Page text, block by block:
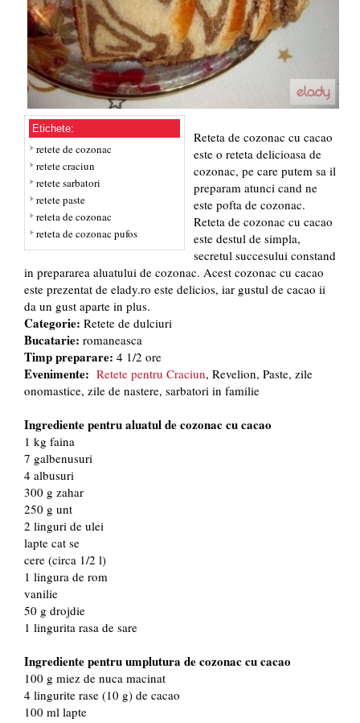
Etichete:
retete de cozonac
retete craciun
retete sarbatori
retete paste
reteta de cozonac
reteta de cozonac pufos
Reteta de cozonac cu cacao
este o reteta delicioasa de
cozonac, pe care putem sa il
preparam atunci cand ne
este pofta de cozonac.
Reteta de cozonac cu cacao
este destul de simpla,
secretul succesului constand
in prepararea aluatului de cozonac. Acest cozonac cu cacao
este prezentat de elady.ro este delicios, iar gustul de cacao ii
da un gust aparte in plus.
Categorie: Retete de dulciuri
Bucatarie: romaneasca
Timp preparare: 4 1/2 ore
Evenimente: Retete pentru Craciun, Revelion, Paste, zile
onomastice, zile de nastere, sarbatori in familie
Ingrediente pentru aluatul de cozonac cu cacao
1 kg faina
7 galbenusuri
4 albusuri
300 g zahar
250 g unt
2 linguri de ulei
lapte cat se
cere (circa 1/2 l)
1 lingura de rom
vanilie
50 g drojdie
1 lingurita rasa de sare
Ingrediente pentru umplutura de cozonac cu cacao
100 g miez de nuca macinat
4 lingurite rase (10 g) de cacao
100 ml lapte